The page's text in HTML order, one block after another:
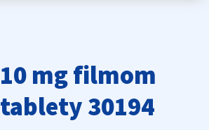
mg filmom
30194